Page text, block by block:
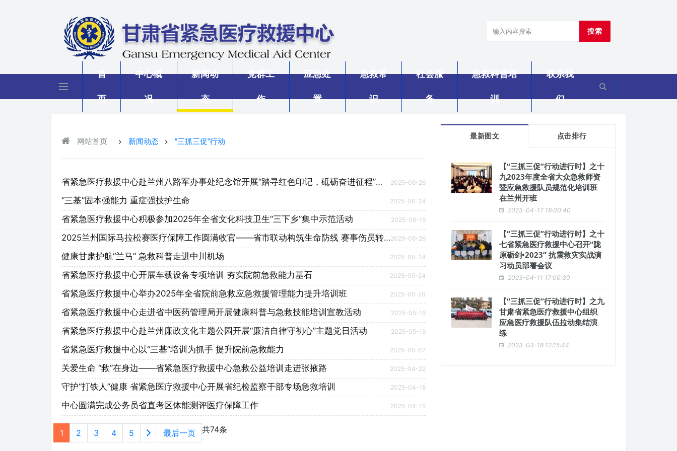
搜索
首
页
中心概
况
新闻动
态
党群工
作
应急处
置
急救常
识
社会服
务
急救科普培
训
联系我
们
网站首页 新闻动态 “三抓三促”行动
2025-06-26
省紧急医疗救援中心赴兰州八路军办事处纪念馆开展“踏寻红色印记，砥砺奋进征程”主题党日活动
2025-06-24
“三基”固本强能力 重症强技护生命
2025-06-16
省紧急医疗救援中心积极参加2025年全省文化科技卫生“三下乡”集中示范活动
2025-05-26
2025兰州国际马拉松赛医疗保障工作圆满收官——省市联动构筑生命防线 赛事伤员转运量创新低
2025-05-24
健康甘肃护航“兰马” 急救科普走进中川机场
2025-05-24
省紧急医疗救援中心开展车载设备专项培训 夯实院前急救能力基石
2025-05-20
省紧急医疗救援中心举办2025年全省院前急救应急救援管理能力提升培训班
2025-05-16
省紧急医疗救援中心走进省中医药管理局开展健康科普与急救技能培训宣教活动
2025-05-16
省紧急医疗救援中心赴兰州廉政文化主题公园开展“廉洁自律守初心”主题党日活动
2025-05-07
省紧急医疗救援中心以“三基”培训为抓手 提升院前急救能力
2025-04-22
关爱生命 “救”在身边——省紧急医疗救援中心急救公益培训走进张掖路
2025-04-18
守护“打铁人”健康 省紧急医疗救援中心开展省纪检监察干部专场急救培训
2025-04-15
中心圆满完成公务员省直考区体能测评医疗保障工作
共74条
1 2 3 4 5 最后一页
最新图文 点击排行
【“三抓三促”行动进行时】之十
九2023年度全省大众急救师资
暨应急救援队员规范化培训班
在兰州开班
2023-04-17 18:00:40
【“三抓三促”行动进行时】之十
七省紧急医疗救援中心召开“陇
原砺剑•2023” 抗震救灾实战演
习动员部署会议
2023-04-11 17:00:30
【“三抓三促”行动进行时】之九
甘肃省紧急医疗救援中心组织
应急医疗救援队伍拉动集结演
练
2023-03-18 12:15:44